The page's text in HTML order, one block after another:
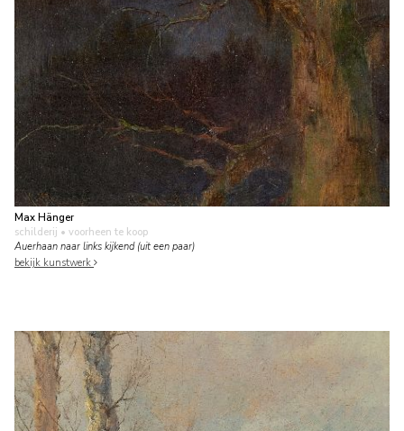
Max Hänger
schilderij • voorheen te koop
Auerhaan naar links kijkend (uit een paar)
bekijk kunstwerk